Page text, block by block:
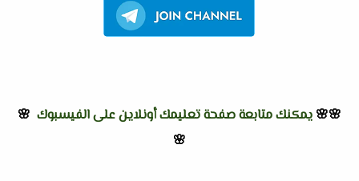
🌸🌸 يمكنك متابعة صفحة تعليمك أونلاين على الفيسبوك 🌸
🌸